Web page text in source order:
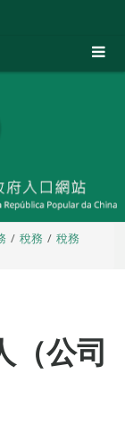
稅務
稅務
（公司